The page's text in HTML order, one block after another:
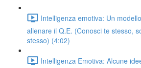
Intelligenza emotiva: Un
allenare il Q.E. (Conosci te stesso,
stesso) (4:02)
Intelligenza Emotiva: Alcune